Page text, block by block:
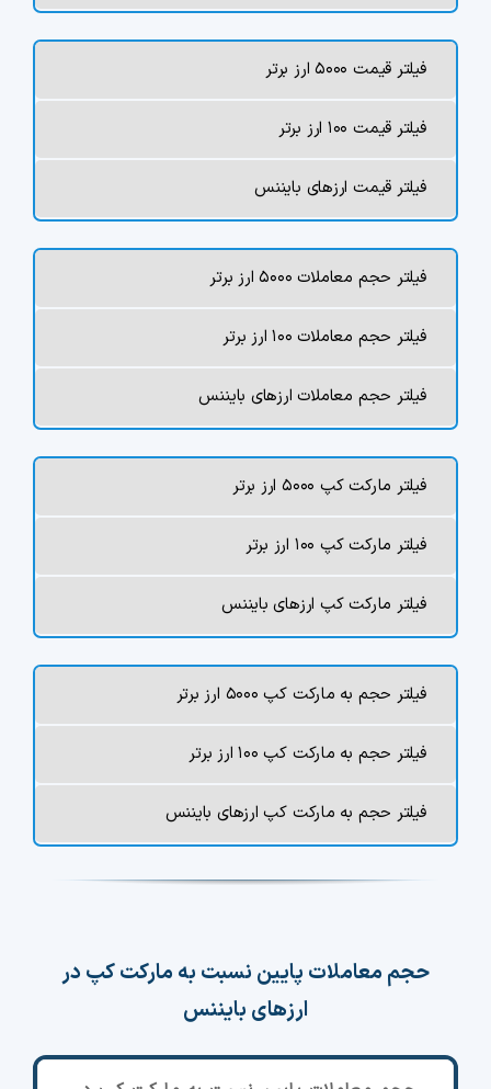
مشاوره خدمات مالی
فیلتر قیمت ۵۰۰۰ ارز برتر
فیلتر قیمت ۱۰۰ ارز برتر
فیلتر قیمت ارزهای بایننس
فیلتر حجم معاملات ۵۰۰۰ ارز برتر
فیلتر حجم معاملات ۱۰۰ ارز برتر
فیلتر حجم معاملات ارزهای بایننس
فیلتر مارکت کپ ۵۰۰۰ ارز برتر
فیلتر مارکت کپ ۱۰۰ ارز برتر
فیلتر مارکت کپ ارزهای بایننس
فیلتر حجم به مارکت کپ ۵۰۰۰ ارز برتر
فیلتر حجم به مارکت کپ ۱۰۰ ارز برتر
فیلتر حجم به مارکت کپ ارزهای بایننس
حجم معاملات پایین نسبت به مارکت کپ در
ارزهای بایننس